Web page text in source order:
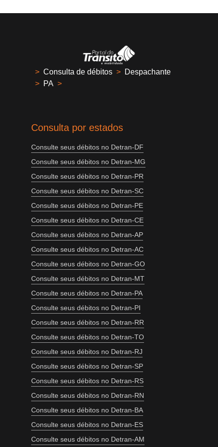
> Consulta de débitos > Despachante
> PA >
Consulta por estados
Consulte seus débitos no Detran-DF
Consulte seus débitos no Detran-MG
Consulte seus débitos no Detran-PR
Consulte seus débitos no Detran-SC
Consulte seus débitos no Detran-PE
Consulte seus débitos no Detran-CE
Consulte seus débitos no Detran-AP
Consulte seus débitos no Detran-AC
Consulte seus débitos no Detran-GO
Consulte seus débitos no Detran-MT
Consulte seus débitos no Detran-PA
Consulte seus débitos no Detran-PI
Consulte seus débitos no Detran-RR
Consulte seus débitos no Detran-TO
Consulte seus débitos no Detran-RJ
Consulte seus débitos no Detran-SP
Consulte seus débitos no Detran-RS
Consulte seus débitos no Detran-RN
Consulte seus débitos no Detran-BA
Consulte seus débitos no Detran-ES
Consulte seus débitos no Detran-AM